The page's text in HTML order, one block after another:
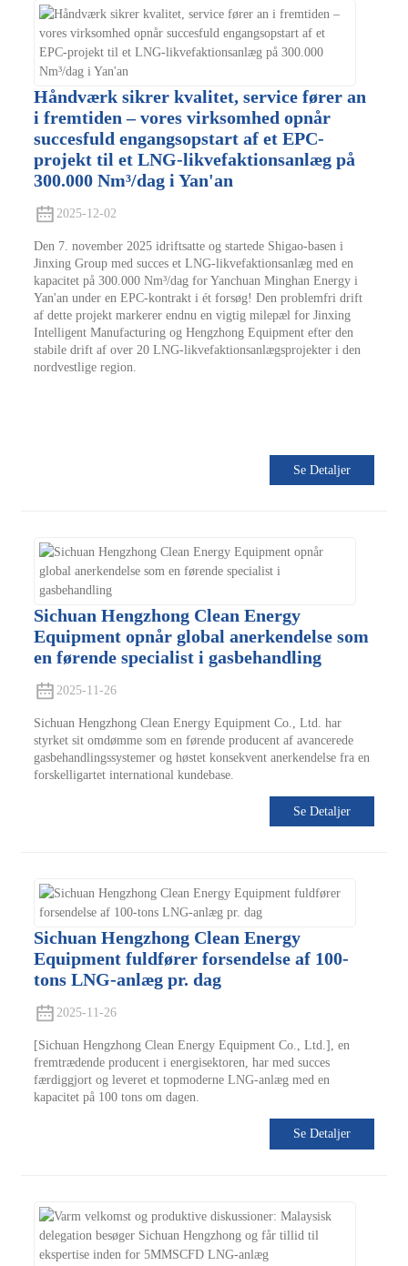
Håndværk sikrer kvalitet, service fører an
i fremtiden – vores virksomhed opnår
succesfuld engangsopstart af et EPC-
projekt til et LNG-likvefaktionsanlæg på
300.000 Nm³/dag i Yan'an
2025-12-02
Den 7. november 2025 idriftsatte og startede Shigao-basen i
Jinxing Group med succes et LNG-likvefaktionsanlæg med en
kapacitet på 300.000 Nm³/dag for Yanchuan Minghan Energy i
Yan'an under en EPC-kontrakt i ét forsøg! Den problemfri drift
af dette projekt markerer endnu en vigtig milepæl for Jinxing
Intelligent Manufacturing og Hengzhong Equipment efter den
stabile drift af over 20 LNG-likvefaktionsanlægsprojekter i den
nordvestlige region.
Se Detaljer
Sichuan Hengzhong Clean Energy
Equipment opnår global anerkendelse som
en førende specialist i gasbehandling
2025-11-26
Sichuan Hengzhong Clean Energy Equipment Co., Ltd. har
styrket sit omdømme som en førende producent af avancerede
gasbehandlingssystemer og høstet konsekvent anerkendelse fra en
forskelligartet international kundebase.
Se Detaljer
Sichuan Hengzhong Clean Energy
Equipment fuldfører forsendelse af 100-
tons LNG-anlæg pr. dag
2025-11-26
[Sichuan Hengzhong Clean Energy Equipment Co., Ltd.], en
fremtrædende producent i energisektoren, har med succes
færdiggjort og leveret et topmoderne LNG-anlæg med en
kapacitet på 100 tons om dagen.
Se Detaljer